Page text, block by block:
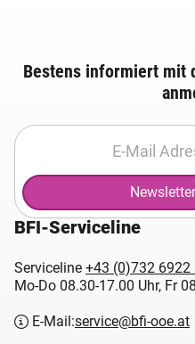
Bestens informiert mit
BFI-Serviceline
Serviceline +43 (0)732 6922
Mo-Do 08.30-17.00 Uhr, Fr
E-Mail:service@bfi-ooe.at